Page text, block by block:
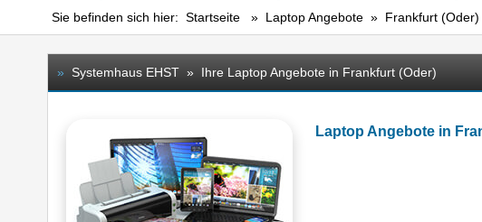
Sie befinden sich hier: Startseite » Laptop Angebote » Frankfurt (Oder)
» Systemhaus EHST » Ihre Laptop Angebote in Frankfurt (Oder)
Laptop Angebote in